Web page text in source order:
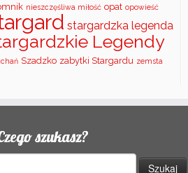
nieszczęśliwa miłość opat opowieść
stargardzka legenda
Legendy
Szadzko zabytki Stargardu zemsta
szukasz?